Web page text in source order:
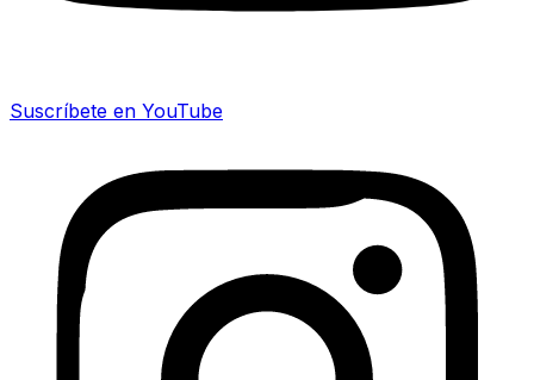
Suscríbete en YouTube